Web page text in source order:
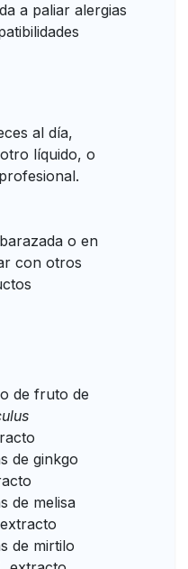
a paliar alergias
al día,
líquido, o
o en
con otros
de fruto de
de ginkgo
de melisa
de mirtilo